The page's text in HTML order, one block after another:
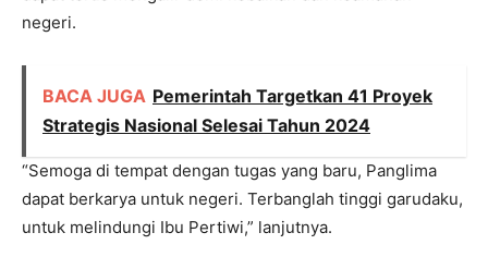
negeri.
BACA JUGA Pemerintah Targetkan 41 Proyek
Strategis Nasional Selesai Tahun 2024
“Semoga di tempat dengan tugas yang baru, Panglima
dapat berkarya untuk negeri. Terbanglah tinggi garudaku,
untuk melindungi Ibu Pertiwi,” lanjutnya.